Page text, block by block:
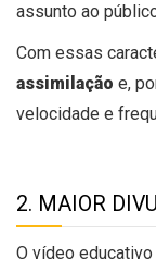
assunto ao
Com essas
assimilação e,
velocidade e
2. MAIOR
O vídeo